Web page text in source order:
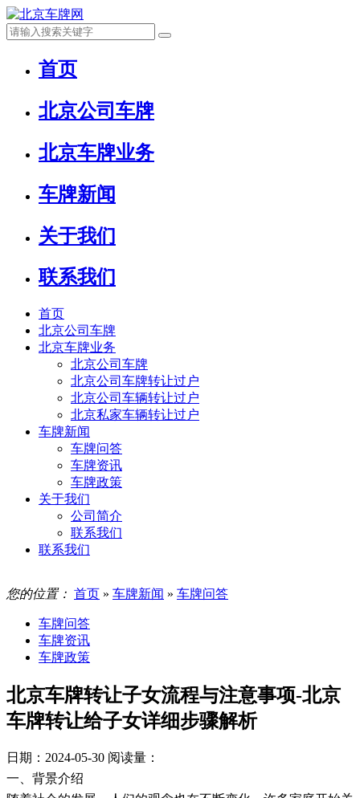
首页
北京公司车牌
北京车牌业务
车牌新闻
关于我们
联系我们
首页
北京公司车牌
北京车牌业务
北京公司车牌
北京公司车牌转让过户
北京公司车辆转让过户
北京私家车辆转让过户
车牌新闻
车牌问答
车牌资讯
车牌政策
关于我们
公司简介
联系我们
联系我们
您的位置： 首页 » 车牌新闻 » 车牌问答
车牌问答
车牌资讯
车牌政策
北京车牌转让子女流程与注意事项-北京
车牌转让给子女详细步骤解析
日期：2024-05-30 阅读量：
一、背景介绍